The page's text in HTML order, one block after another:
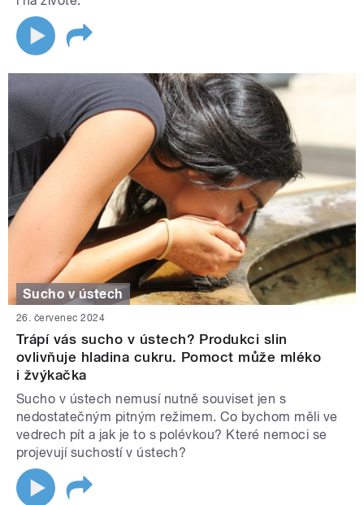
Sucho v ústech
26. červenec 2024
Trápí vás sucho v ústech? Produkci slin
ovlivňuje hladina cukru. Pomoct může mléko
i žvýkačka
Sucho v ústech nemusí nutně souviset jen s
nedostatečným pitným režimem. Co bychom měli ve
vedrech pít a jak je to s polévkou? Které nemoci se
projevují suchostí v ústech?